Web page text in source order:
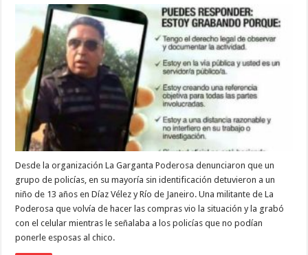
a
una
militante
la
Garganta
Poderosa
por
filmar
un
procedimiento
policial
Desde la organización La Garganta Poderosa denunciaron que un
grupo de policías, en su mayoría sin identificación detuvieron a un
niño de 13 años en Díaz Vélez y Río de Janeiro. Una militante de La
Poderosa que volvía de hacer las compras vio la situación y la grabó
con el celular mientras le señalaba a los policías que no podían
ponerle esposas al chico.